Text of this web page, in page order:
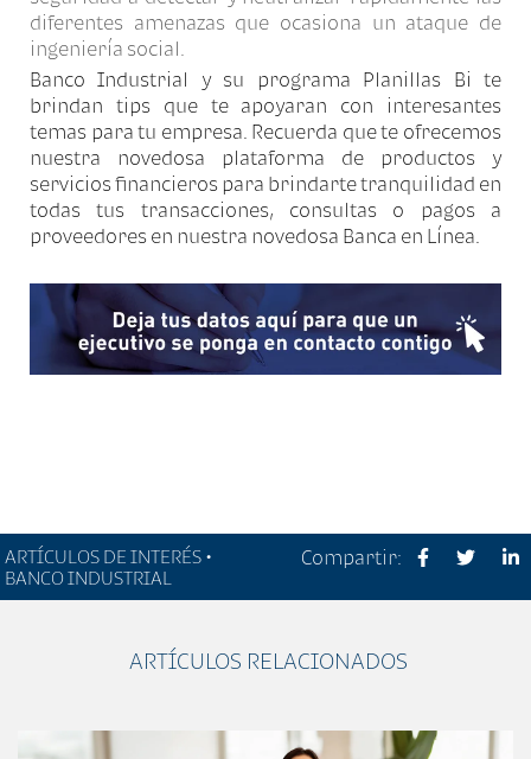
diferentes amenazas que ocasiona un ataque de
ingeniería social.
Banco Industrial y su programa Planillas Bi te
brindan tips que te apoyaran con interesantes
temas para tu empresa. Recuerda que te ofrecemos
nuestra novedosa plataforma de productos y
servicios financieros para brindarte tranquilidad en
todas tus transacciones, consultas o pagos a
proveedores en nuestra novedosa Banca en Línea.
ARTÍCULOS DE INTERÉS •
BANCO INDUSTRIAL
Compartir:
ARTÍCULOS RELACIONADOS